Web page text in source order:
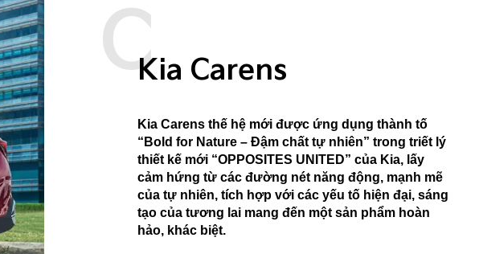
CKia Carens
Kia Carens thế hệ mới được ứng dụng thành tố
“Bold for Nature – Đậm chất tự nhiên” trong triết lý
thiết kế mới “OPPOSITES UNITED” của Kia, lấy
cảm hứng từ các đường nét năng động, mạnh mẽ
của tự nhiên, tích hợp với các yếu tố hiện đại, sáng
tạo của tương lai mang đến một sản phẩm hoàn
hảo, khác biệt.